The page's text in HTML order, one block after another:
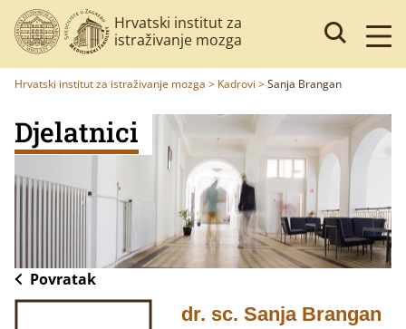
Hrvatski institut za
istraživanje mozga
Hrvatski institut za istraživanje mozga > Kadrovi >Sanja Brangan
Djelatnici
Povratak
dr. sc. Sanja Brangan